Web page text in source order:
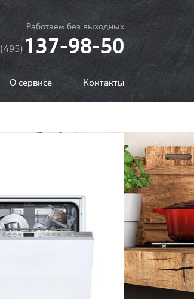
Работаем без выходных
(495)137-98-50
О сервисе Контакты